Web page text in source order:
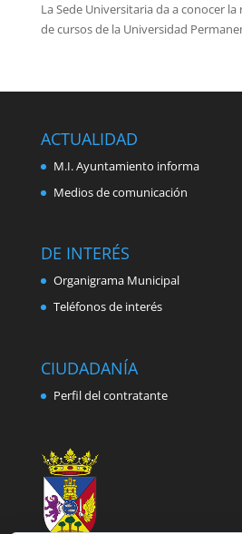
La Sede Universitaria da a conocer
de cursos de la Universidad
ACTUALIDAD
M.I. Ayuntamiento informa
Medios de comunicación
DE INTERÉS
Organigrama Municipal
Teléfonos de interés
CIUDADANÍA
Perfil del contratante